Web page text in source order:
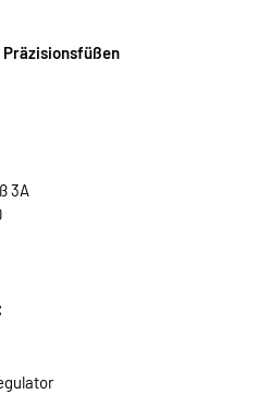
Präzisionsfüßen
3A